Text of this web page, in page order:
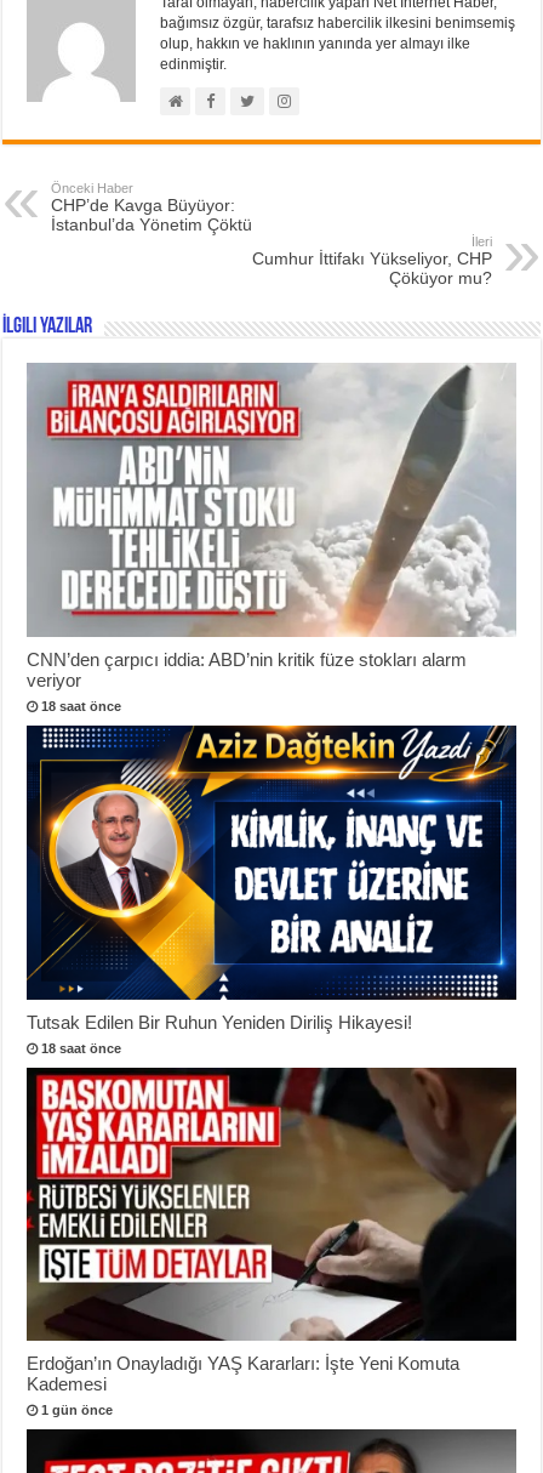
bağımsız özgür, tarafsız habercilik ilkesini benimsemiş
olup, hakkın ve haklının yanında yer almayı ilke
edinmiştir.
Önceki Haber
CHP’de Kavga Büyüyor:
İstanbul’da Yönetim Çöktü
İleri
Cumhur İttifakı Yükseliyor, CHP
Çöküyor mu?
İlgili Yazılar
CNN’den çarpıcı iddia: ABD’nin kritik füze stokları alarm
veriyor
18 saat önce
Tutsak Edilen Bir Ruhun Yeniden Diriliş Hikayesi!
18 saat önce
Erdoğan’ın Onayladığı YAŞ Kararları: İşte Yeni Komuta
Kademesi
1 gün önce